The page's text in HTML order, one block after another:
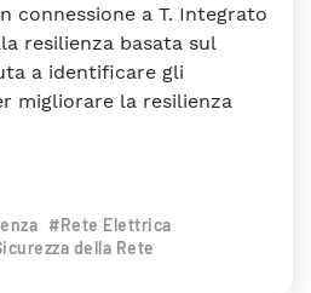
connessione a T. Integrato
resilienza basata sul
a identificare gli
migliorare la resilienza
#Rete Elettrica
della Rete